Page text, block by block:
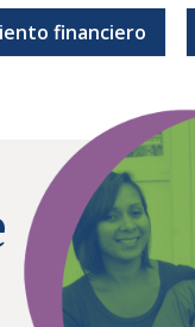
financiero